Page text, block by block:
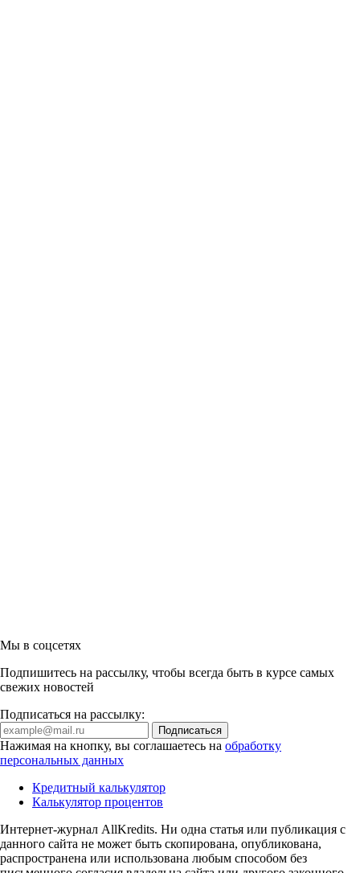
Мы в соцсетях
Подпишитесь на рассылку, чтобы всегда быть в курсе самых
свежих новостей
Подписаться на рассылку:
Нажимая на кнопку, вы соглашаетесь на обработку
персональных данных
Кредитный калькулятор
Калькулятор процентов
Интернет-журнал AllKredits. Ни одна статья или публикация с
данного сайта не может быть скопирована, опубликована,
распространена или использована любым способом без